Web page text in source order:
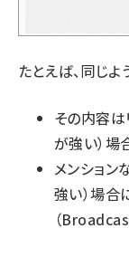
たとえば、同じ
その内容は
が強い）場
メンショ
強い）場合
（